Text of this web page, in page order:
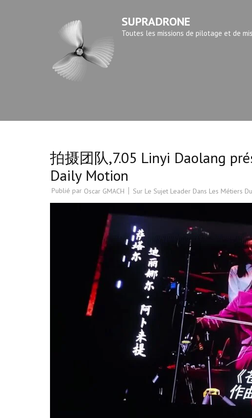
SUPRADRONE
Toutes les missions de pilotage et de
拍摄团队,7.05 Linyi Daolang
Daily Motion
Publié par Oscar GMACH Sur Le Sujet Leader Dans Les Métiers